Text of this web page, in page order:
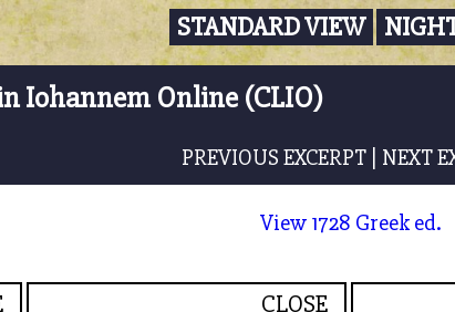
STANDARD VIEW
Iohannem Online (CLIO)
PREVIOUS EXCERPT NEXT
View 1728 Greek ed.
CLOSE